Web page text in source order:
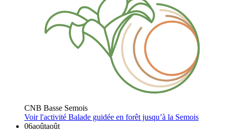
CNB Basse Semois
Voir l'activité Balade guidée en forêt jusqu’à la Semois
06aoûtaoût